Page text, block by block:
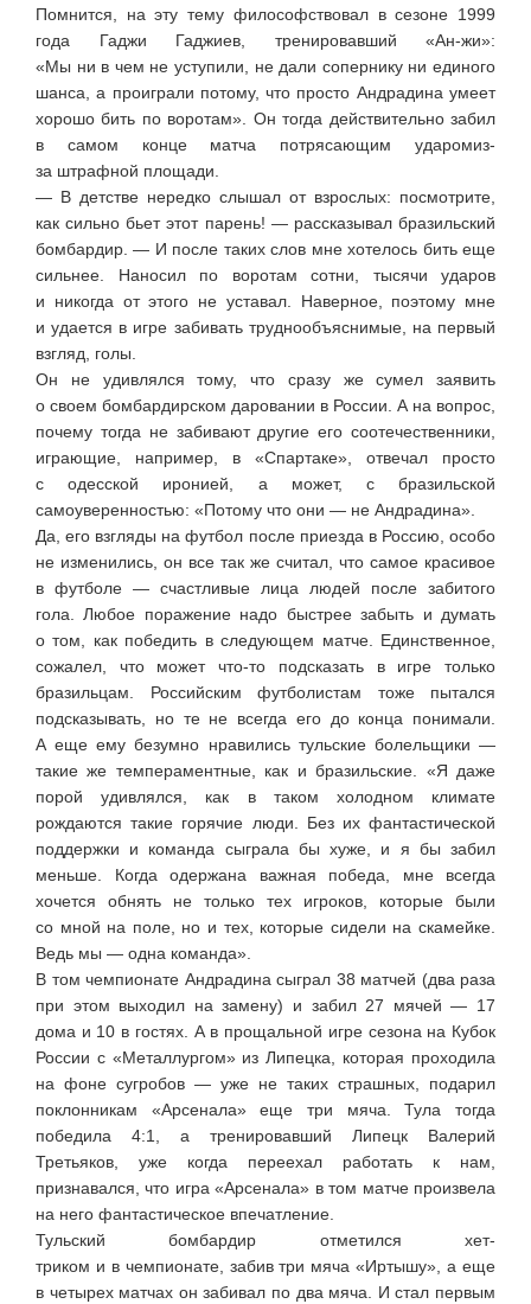
Помнится, на эту тему философствовал в сезоне 1999
года Гаджи Гаджиев, тренировавший «Ан-жи»:
«Мы ни в чем не уступили, не дали сопернику ни единого
шанса, а проиграли потому, что просто Андрадина умеет
хорошо бить по воротам». Он тогда действительно забил
в самом конце матча потрясающим ударомиз-
за штрафной площади.
— В детстве нередко слышал от взрослых: посмотрите,
как сильно бьет этот парень! — рассказывал бразильский
бомбардир. — И после таких слов мне хотелось бить еще
сильнее. Наносил по воротам сотни, тысячи ударов
и никогда от этого не уставал. Наверное, поэтому мне
и удается в игре забивать труднообъяснимые, на первый
взгляд, голы.
Он не удивлялся тому, что сразу же сумел заявить
о своем бомбардирском даровании в России. А на вопрос,
почему тогда не забивают другие его соотечественники,
играющие, например, в «Спартаке», отвечал просто
с одесской иронией, а может, с бразильской
самоуверенностью: «Потому что они — не Андрадина».
Да, его взгляды на футбол после приезда в Россию, особо
не изменились, он все так же считал, что самое красивое
в футболе — счастливые лица людей после забитого
гола. Любое поражение надо быстрее забыть и думать
о том, как победить в следующем матче. Единственное,
сожалел, что можетчто-то подсказать в игре только
бразильцам. Российским футболистам тоже пытался
подсказывать, но те не всегда его до конца понимали.
А еще ему безумно нравились тульские болельщики —
такие же темпераментные, как и бразильские. «Я даже
порой удивлялся, как в таком холодном климате
рождаются такие горячие люди. Без их фантастической
поддержки и команда сыграла бы хуже, и я бы забил
меньше. Когда одержана важная победа, мне всегда
хочется обнять не только тех игроков, которые были
со мной на поле, но и тех, которые сидели на скамейке.
Ведь мы — одна команда».
В том чемпионате Андрадина сыграл 38 матчей (два раза
при этом выходил на замену) и забил 27 мячей — 17
дома и 10 в гостях. А в прощальной игре сезона на Кубок
России с «Металлургом» из Липецка, которая проходила
на фоне сугробов — уже не таких страшных, подарил
поклонникам «Арсенала» еще три мяча. Тула тогда
победила 4:1, а тренировавший Липецк Валерий
Третьяков, уже когда переехал работать к нам,
признавался, что игра «Арсенала» в том матче произвела
на него фантастическое впечатление.
Тульский бомбардир отметился хет-
триком и в чемпионате, забив три мяча «Иртышу», а еще
в четырех матчах он забивал по два мяча. И стал первым